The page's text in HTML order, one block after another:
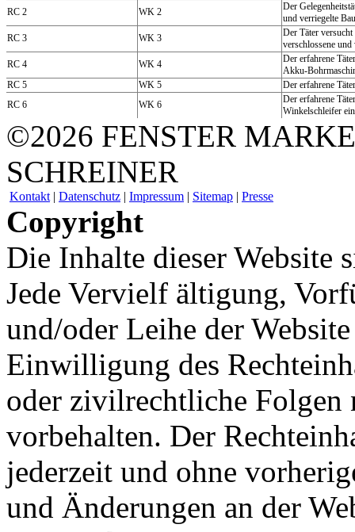
RC 2
WK 2
Der
und verriegelte
RC 3
WK 3
Der Täter
verschlossene
RC 4
WK 4
Der erfahrene
Akku-
RC 5
WK 5
Der erfahrene
RC 6
WK 6
Der erfahrene
Winkelschleifer
©2026 FENSTER
SCHREINER
Kontakt | Datenschutz | Impressum | Sitemap | Presse
Copyright
Die Inhalte dieser Website
Jede Vervielf ältigung,
und/oder Leihe der
Einwilligung des
oder zivilrechtliche Folgen
vorbehalten. Der
jederzeit und ohne
und Änderungen an der